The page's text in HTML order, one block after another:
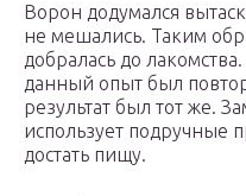
Ворон додумался
не мешались. Таким
добралась до
данный опыт был
результат был тот же.
использует подручные
достать пищу.